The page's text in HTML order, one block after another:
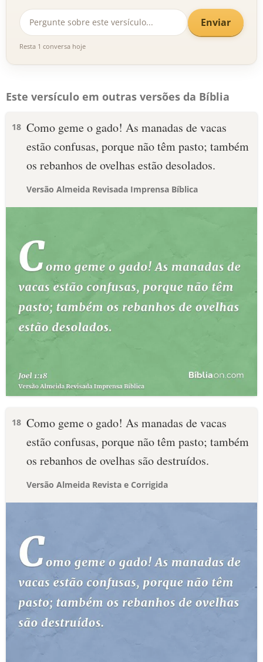
Enviar
Resta 1 conversa hoje
Este versículo em outras versões da Bíblia
18 Como geme o gado! As manadas de vacas
estão confusas, porque não têm pasto; também
os rebanhos de ovelhas estão desolados.
Versão Almeida Revisada Imprensa Bíblica
18 Como geme o gado! As manadas de vacas
estão confusas, porque não têm pasto; também
os rebanhos de ovelhas são destruídos.
Versão Almeida Revista e Corrigida